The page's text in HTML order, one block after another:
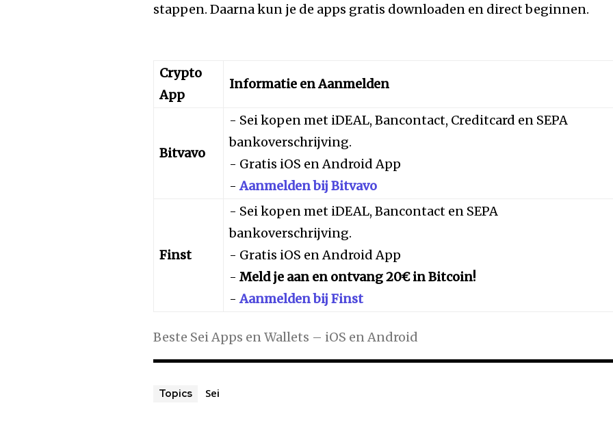
stappen. Daarna kun je de apps gratis downloaden en direct beginnen.
Crypto
App
Informatie en Aanmelden
Bitvavo
- Sei kopen met iDEAL, Bancontact, Creditcard en SEPA
bankoverschrijving.
- Gratis iOS en Android App
-Aanmelden bij Bitvavo
Finst
- Sei kopen met iDEAL, Bancontact en SEPA
bankoverschrijving.
- Gratis iOS en Android App
-Meld je aan en ontvang 20€ in Bitcoin!
-Aanmelden bij Finst
Beste Sei Apps en Wallets – iOS en Android
Topics Sei